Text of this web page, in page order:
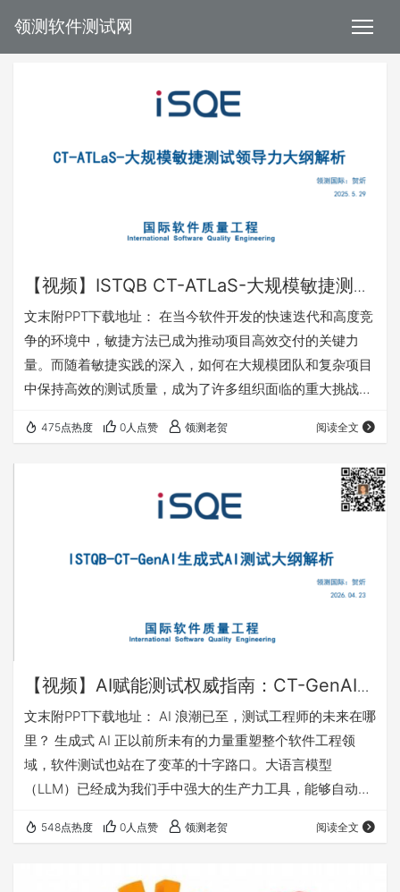
领测软件测试网
【视频】ISTQB CT-ATLaS-大规模敏捷测试
领导力大纲解析
文末附PPT下载地址： 在当今软件开发的快速迭代和高度竞
争的环境中，敏捷方法已成为推动项目高效交付的关键力
量。而随着敏捷实践的深入，如何在大规模团队和复杂项目
中保持高效的测试质量，成为了许多组织面临的重大挑战。
Scale（以下简称ISTQB®ATLaS）大规模敏捷测试领导力认
测试专业人士设计。这一认证不仅帮助测试领导者提升敏捷
测试管理的战略视野，还能够优化团队协作、提升测试效
475点热度 0人点赞 领测老贺 阅读全文
【视频】AI赋能测试权威指南：CT-GenAI
生成式 AI 测试大纲全解析
文末附PPT下载地址： AI 浪潮已至，测试工程师的未来在哪
里？ 生成式 AI 正以前所未有的力量重塑整个软件工程领
域，软件测试也站在了变革的十字路口。大语言模型
（LLM）已经成为我们手中强大的生产力工具，能够自动生
化测试。 然而，机遇与挑战并存。你是否也面临以下困惑？
识别并规避 AI 带来的 “幻觉”、算法偏见等潜在风险？ 如何
548点热度 0人点赞 领测老贺 阅读全文